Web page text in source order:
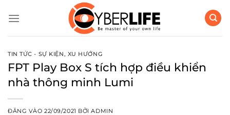
qua
TIN TỨC - SỰ KIỆN, XU HƯỚNG
FPT Play Box S tích hợp điều khiển
nhà thông minh Lumi
ĐĂNG VÀO22/09/2021 BỞIADMIN